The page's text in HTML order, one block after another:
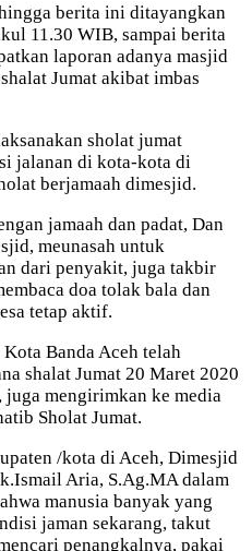
berita ini ditayangkan
11.30 WIB, sampai berita
laporan adanya masjid
Jumat akibat imbas
sholat jumat
jalanan di kota-kota di
berjamaah dimesjid.
jamaah dan padat, Dan
meunasah untuk
dari penyakit, juga takbir
doa tolak bala dan
tetap aktif.
Banda Aceh telah
shalat Jumat 20 Maret 2020
juga mengirimkan ke media
Sholat Jumat.
/kota di Aceh, Dimesjid
Aria, S.Ag.MA dalam
manusia banyak yang
jaman sekarang, takut
penangkalnya, pakai